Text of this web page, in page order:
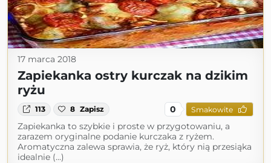
17 marca 2018
Zapiekanka ostry kurczak na dzikim
ryżu
113 8 Zapisz 0 Smakowite
Zapiekanka to szybkie i proste w przygotowaniu, a
zarazem oryginalne podanie kurczaka z ryżem.
Aromatyczna zalewa sprawia, że ryż, który nią przesiąka
idealnie (...)